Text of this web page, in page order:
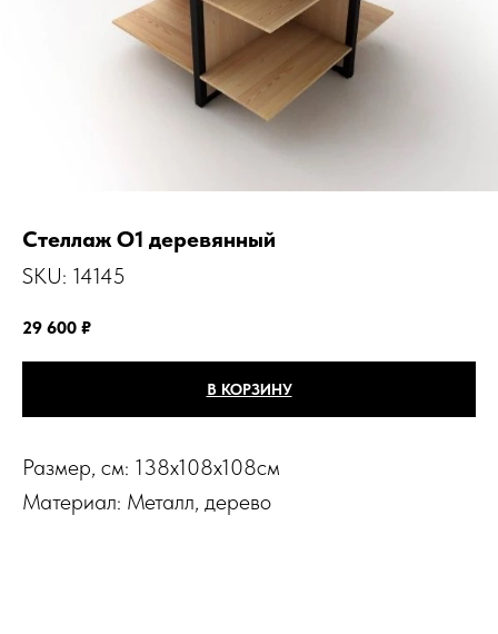
Стеллаж O1 деревянный
SKU: 14145
29 600 ₽
В КОРЗИНУ
Размер, см: 138х108х108см
Материал: Металл, дерево